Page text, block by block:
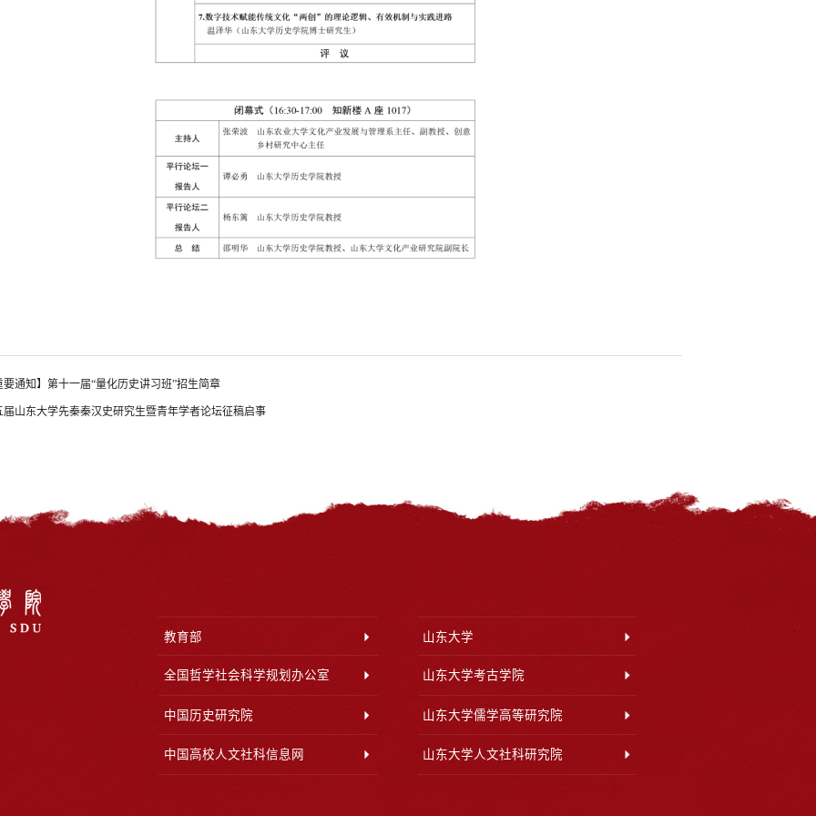
要通知】第十一届“量化历史讲习班”招生简章
届山东大学先秦秦汉史研究生暨青年学者论坛征稿启事
教育部 山东大学
全国哲学社会科学规划办公室 山东大学考古学院
中国历史研究院 山东大学儒学高等研究院
中国高校人文社科信息网 山东大学人文社科研究院